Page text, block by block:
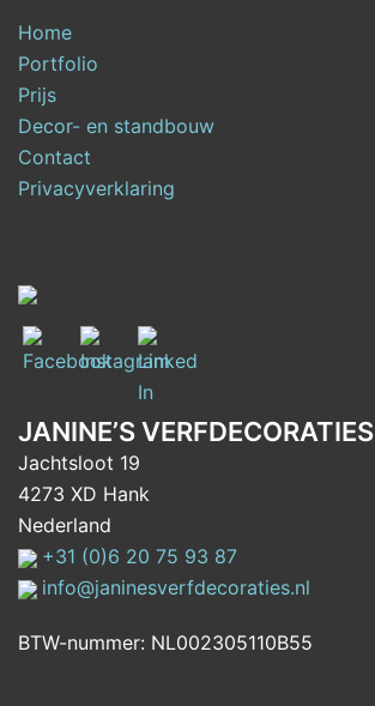
Home
Portfolio
Prijs
Decor- en standbouw
Contact
Privacyverklaring
JANINE’S VERFDECORATIES
Jachtsloot 19
4273 XD Hank
Nederland
+31 (0)6 20 75 93 87
info@janinesverfdecoraties.nl
BTW-nummer: NL002305110B55